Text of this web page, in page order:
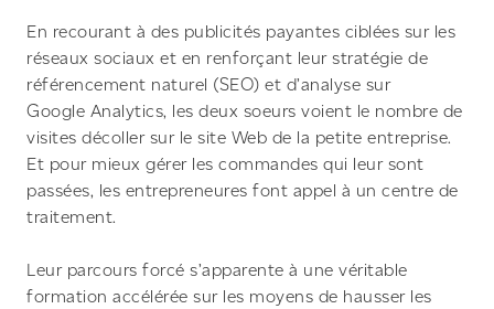
En recourant à des publicités payantes ciblées sur les
réseaux sociaux et en renforçant leur stratégie de
référencement naturel (SEO) et d’analyse sur
Google Analytics, les deux soeurs voient le nombre de
visites décoller sur le site Web de la petite entreprise.
Et pour mieux gérer les commandes qui leur sont
passées, les entrepreneures font appel à un centre de
traitement.
Leur parcours forcé s’apparente à une véritable
formation accélérée sur les moyens de hausser les